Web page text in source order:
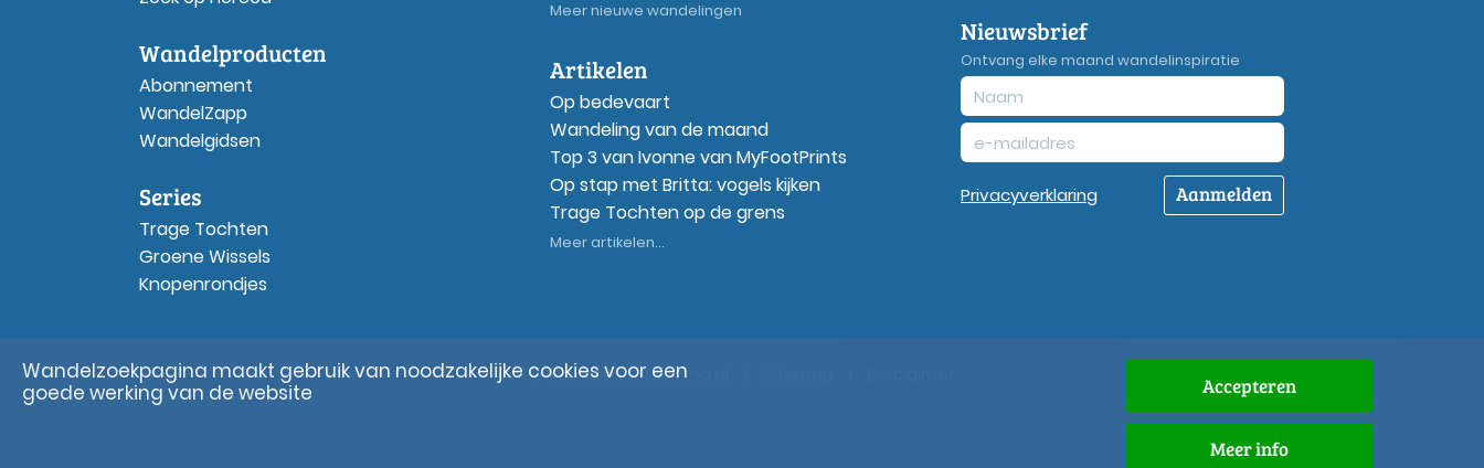
Wandelproducten
Abonnement
WandelZapp
Wandelgidsen
Series
Trage Tochten
Groene Wissels
Knopenrondjes
Meer nieuwe wandelingen
Artikelen
Op bedevaart
Wandeling van de maand
Top 3 van Ivonne van MyFootPrints
Op stap met Britta: vogels kijken
Trage Tochten op de grens
Meer artikelen...
Nieuwsbrief
Ontvang elke maand wandelinspiratie
Privacyverklaring Aanmelden
© Wandelzoekpagina.nl
Wandelzoekpagina maakt gebruik van noodzakelijke cookies voor een
goede werking van de website
Accepteren
Meer info